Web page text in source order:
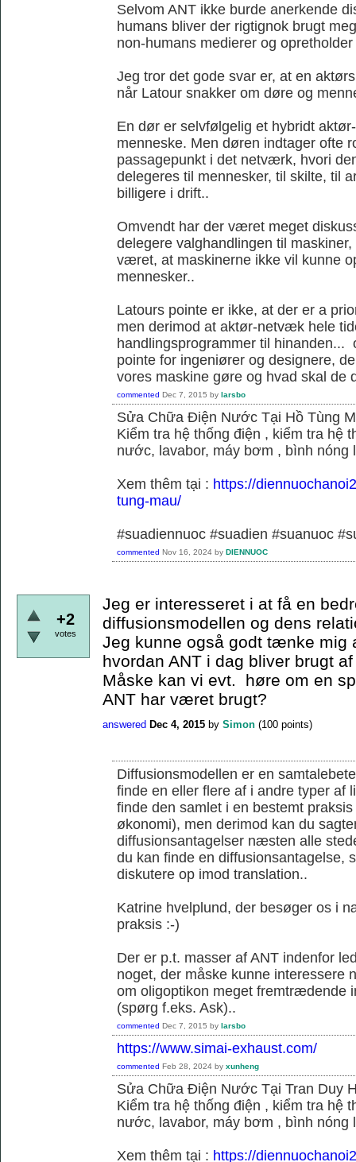
Selvom ANT ikke burde anerkende
humans bliver der rigtignok brugt
non-humans medierer og
Jeg tror det gode svar er, at en
når Latour snakker om døre og
En dør er selvfølgelig et hybridt
menneske. Men døren indtager ofte
passagepunkt i det netværk, hvori
delegeres til mennesker, til skilte, til
billigere i drift..
Omvendt har der været meget
delegere valghandlingen til
været, at maskinerne ikke vil kunne
mennesker..
Latours pointe er ikke, at der er a
men derimod at aktør-netvæk hele
handlingsprogrammer til hinanden...
pointe for ingeniører og designere,
vores maskine gøre og hvad skal de
commented Dec 7, 2015 by larsbo
Sửa Chữa Điện Nước Tại Hồ Tùng
Kiểm tra hệ thống điện , kiểm tra hệ
nước, lavabor, máy bơm , bình nóng
Xem thêm tại : https://
tung-mau/
#suadiennuoc #suadien #suanuoc
commented Nov 16, 2024 by DIENNUOC
+2
votes
Jeg er interesseret i at få en
diffusionsmodellen og dens
Jeg kunne også godt tænke mig
hvordan ANT i dag bliver brugt
Måske kan vi evt. høre om en
ANT har været brugt?
answered Dec 4, 2015 by Simon (100 points)
Diffusionsmodellen er en
finde en eller flere af i andre typer af
finde den samlet i en bestemt
økonomi), men derimod kan du
diffusionsantagelser næsten alle
du kan finde en diffusionsantagelse,
diskutere op imod translation..
Katrine hvelplund, der besøger os i
praksis :-)
Der er p.t. masser af ANT indenfor
noget, der måske kunne interessere
om oligoptikon meget fremtrædende
(spørg f.eks. Ask)..
commented Dec 7, 2015 by larsbo
https://www.simai-exhaust.com/
commented Feb 28, 2024 by xunheng
Sửa Chữa Điện Nước Tại Tran Duy
Kiểm tra hệ thống điện , kiểm tra hệ
nước, lavabor, máy bơm , bình nóng
Xem thêm tại : https://